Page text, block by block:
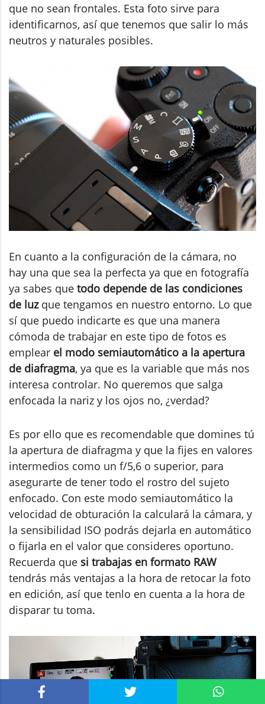
que no sean frontales. Esta foto sirve para
identificarnos, así que tenemos que salir lo más
neutros y naturales posibles.
En cuanto a la configuración de la cámara, no
hay una que sea la perfecta ya que en fotografía
ya sabes que todo depende de las condiciones
de luzque tengamos en nuestro entorno. Lo que
sí que puedo indicarte es que una manera
cómoda de trabajar en este tipo de fotos es
emplear el modo semiautomático a la apertura
de diafragma, ya que es la variable que más nos
interesa controlar. No queremos que salga
enfocada la nariz y los ojos no, ¿verdad?
Es por ello que es recomendable que domines tú
la apertura de diafragma y que la fijes en valores
intermedios como un f/5,6 o superior, para
asegurarte de tener todo el rostro del sujeto
enfocado. Con este modo semiautomático la
velocidad de obturación la calculará la cámara, y
la sensibilidad ISO podrás dejarla en automático
o fijarla en el valor que consideres oportuno.
Recuerda que si trabajas en formato RAW
tendrás más ventajas a la hora de retocar la foto
en edición, así que tenlo en cuenta a la hora de
disparar tu toma.